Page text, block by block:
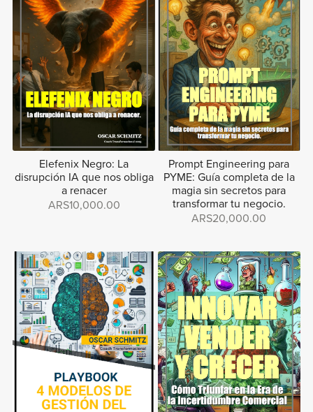
Elefenix Negro: La
disrupción IA que nos obliga
a renacer
ARS10,000.00
Prompt Engineering para
PYME: Guía completa de la
magia sin secretos para
transformar tu negocio.
ARS20,000.00